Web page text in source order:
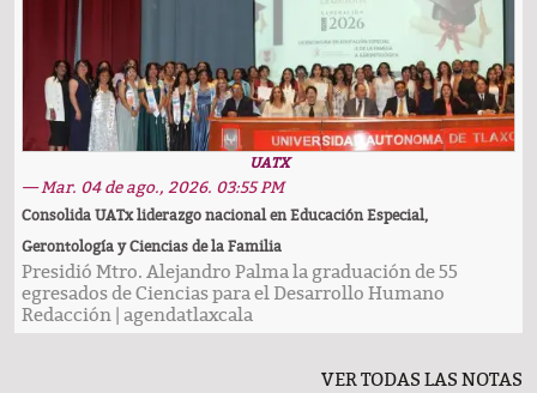
UATX
— Mar. 04 de ago., 2026. 03:55 PM
Consolida UATx liderazgo nacional en Educación Especial,
Gerontología y Ciencias de la Familia
Presidió Mtro. Alejandro Palma la graduación de 55
egresados de Ciencias para el Desarrollo Humano
Redacción agendatlaxcala
VER TODAS LAS NOTAS